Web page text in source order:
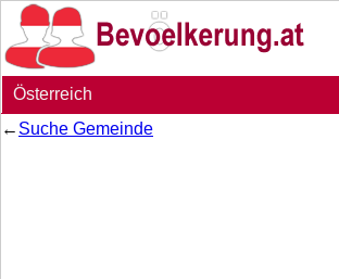
Österreich
← Suche Gemeinde